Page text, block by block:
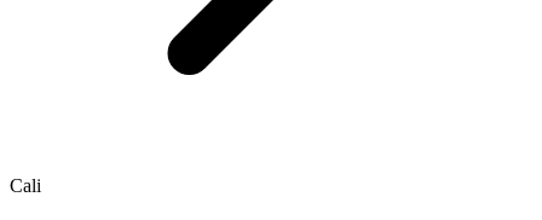
Cali